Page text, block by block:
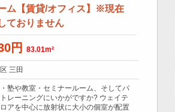
ム【賃貸/オフィス】※現在
ておりません
円 83.01m²
三田
塾や教室・セミナールーム、そしてパ
レーニングにいかがですか? ウェイテ
アを中心に放射状に大小の個室が配置